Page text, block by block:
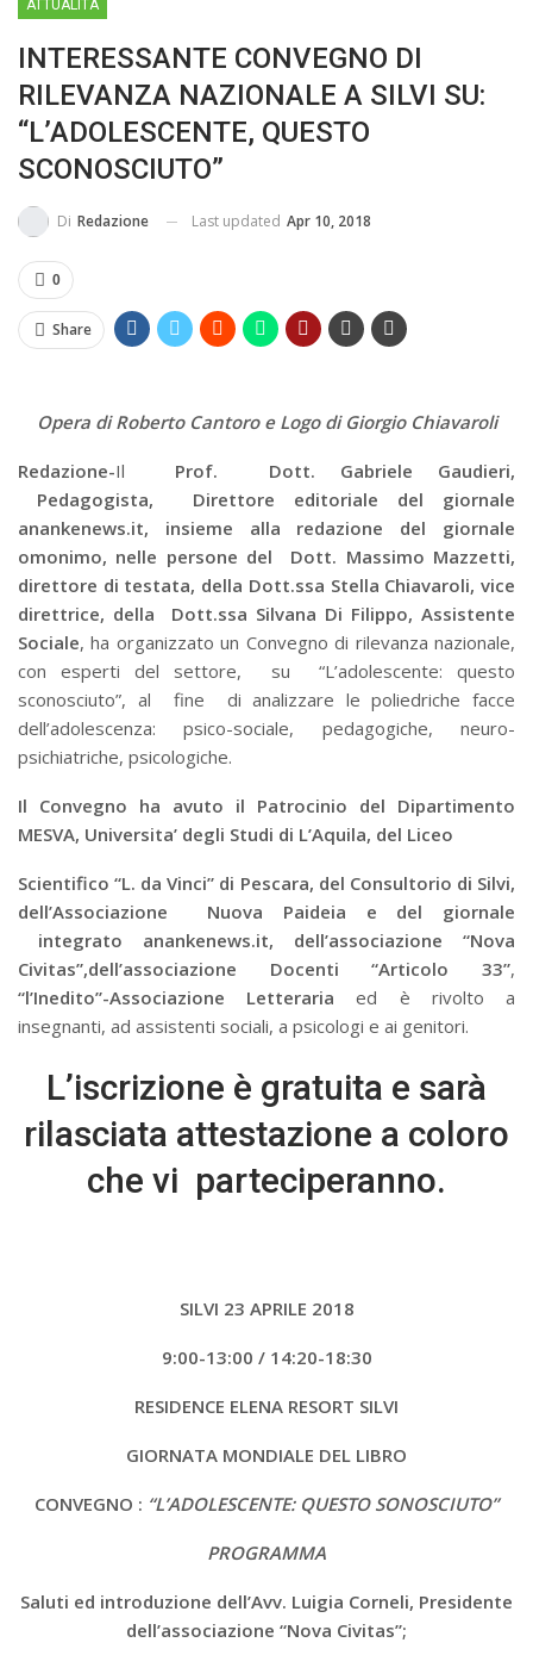
ATTUALITÀ
INTERESSANTE CONVEGNO DI
RILEVANZA NAZIONALE A SILVI SU:
“L’ADOLESCENTE, QUESTO
SCONOSCIUTO”
Di Redazione Last updated Apr 10, 2018
0
Share
Opera di Roberto Cantoro e Logo di Giorgio Chiavaroli
Redazione-Il Prof. Dott. Gabriele Gaudieri,
Pedagogista, Direttore editoriale del giornale
anankenews.it, insieme alla redazione del giornale
omonimo, nelle persone del Dott. Massimo Mazzetti,
direttore di testata, della Dott.ssa Stella Chiavaroli, vice
direttrice, della Dott.ssa Silvana Di Filippo, Assistente
Sociale, ha organizzato un Convegno di rilevanza nazionale,
con esperti del settore, su “L’adolescente: questo
sconosciuto”, al fine di analizzare le poliedriche facce
dell’adolescenza: psico-sociale, pedagogiche, neuro-
psichiatriche, psicologiche.
Il Convegno ha avuto il Patrocinio del Dipartimento
MESVA, Universita’ degli Studi di L’Aquila, del Liceo
Scientifico “L. da Vinci” di Pescara, del Consultorio di Silvi,
dell’Associazione Nuova Paideia e del giornale
integrato anankenews.it, dell’associazione “Nova
Civitas”,dell’associazione Docenti “Articolo 33”,
“l’Inedito”-Associazione Letteraria ed è rivolto a
insegnanti, ad assistenti sociali, a psicologi e ai genitori.
L’iscrizione è gratuita e sarà
rilasciata attestazione a coloro
che vi parteciperanno.
SILVI 23 APRILE 2018
9:00-13:00 / 14:20-18:30
RESIDENCE ELENA RESORT SILVI
GIORNATA MONDIALE DEL LIBRO
CONVEGNO : “L’ADOLESCENTE: QUESTO SONOSCIUTO”
PROGRAMMA
Saluti ed introduzione dell’Avv. Luigia Corneli, Presidente
dell’associazione “Nova Civitas”;